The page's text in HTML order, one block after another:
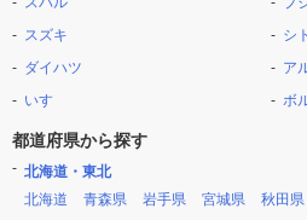
スズキ
ダイハツ
いすゞ
シ
ア
ボ
都道府県から探す
北海道・東北
北海道
青森県 岩手県 宮城県 秋田県